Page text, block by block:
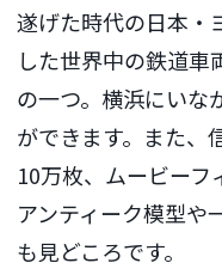
遂げた時代の日本・
した世界中の鉄道車
の一つ。横浜にいな
ができます。また、
10万枚、ムービーフ
アンティーク模型や
も見どころです。